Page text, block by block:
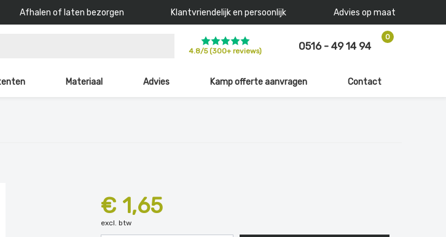
Afhalen of laten bezorgen Klantvriendelijk en persoonlijk Advies op maat
4.8/5(300+ reviews) 0516 - 49 14 94
0
Materiaal Advies Kamp offerte aanvragen Contact
€ 1,65
excl. btw